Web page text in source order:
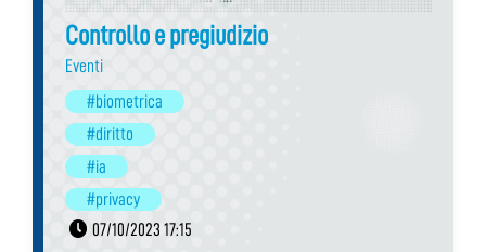
Controllo e pregiudizio
Eventi
#biometrica
#diritto
#ia
#privacy
07/10/2023 17:15